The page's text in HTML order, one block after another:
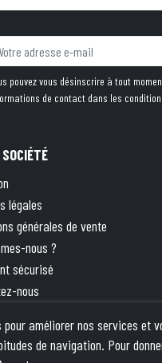
pouvez vous désinscrire à tout
de contact dans les
légales
générales de vente
nous ?
sécurisé
nous
améliorer nos services et
de navigation. Pour